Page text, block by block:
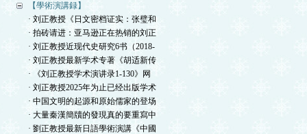
【學術演講録】
· 刘正教授《日文密档证实：张璧和
· 拍砖请进：亚马逊正在热销的刘正
· 刘正教授近现代史研究6书（2018-
· 刘正教授最新学术专著《胡适新传
· 《刘正教授学术演讲录1-130》网
· 刘正教授2025年为止已经出版学术
· 中国文明的起源和原始儒家的登场
· 大量秦漢簡牘的發現真的要重寫中
· 劉正教授最新日語學術演講《中國